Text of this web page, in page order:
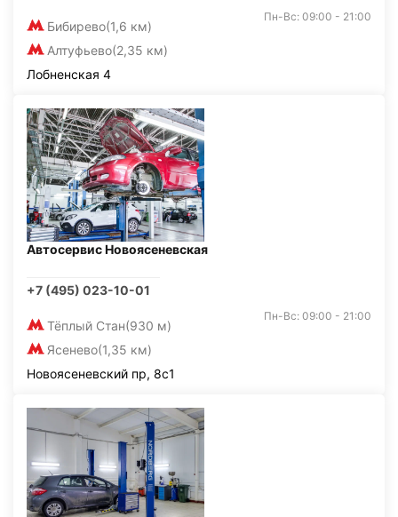
Бибирево(1,6 км)
Алтуфьево(2,35 км)
Пн-Вс: 09:00 - 21:00
Лобненская 4
Автосервис Новоясеневская
+7 (495) 023-10-01
Тёплый Стан(930 м)
Ясенево(1,35 км)
Пн-Вс: 09:00 - 21:00
Новоясеневский пр, 8с1